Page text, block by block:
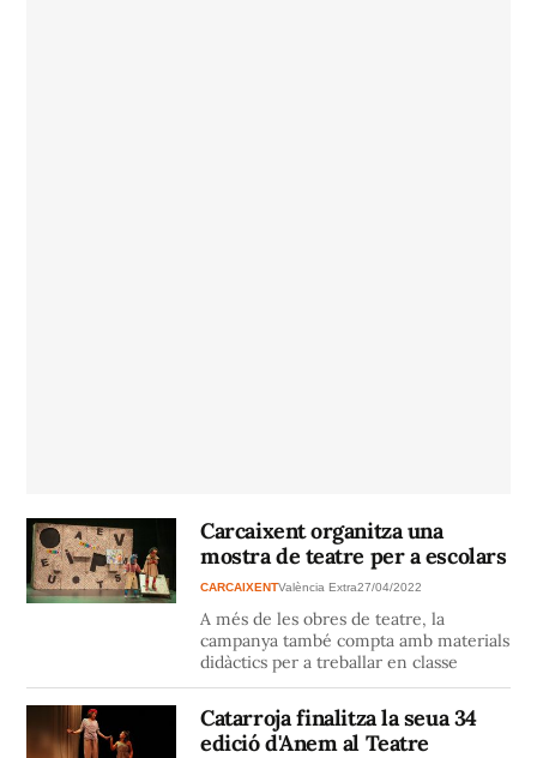
Carcaixent organitza una
mostra de teatre per a escolars
CARCAIXENTValència Extra27/04/2022
A més de les obres de teatre, la
campanya també compta amb materials
didàctics per a treballar en classe
Catarroja finalitza la seua 34
edició d'Anem al Teatre